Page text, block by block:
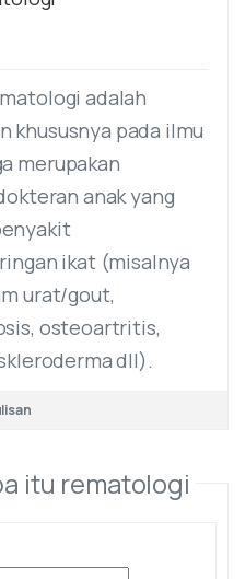
adalah
khususnya pada ilmu
merupakan
anak yang
ikat (misalnya
urat/gout,
osteoartritis,
dll).
itu rematologi